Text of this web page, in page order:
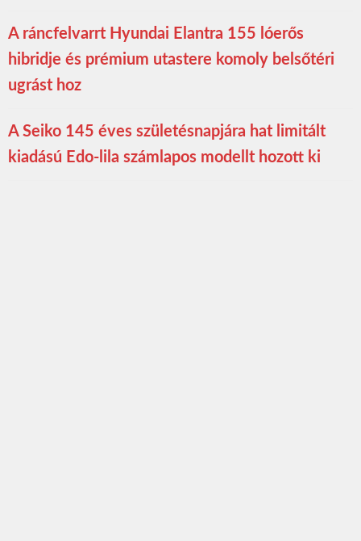
A ráncfelvarrt Hyundai Elantra 155 lóerős
hibridje és prémium utastere komoly belsőtéri
ugrást hoz
A Seiko 145 éves születésnapjára hat limitált
kiadású Edo-lila számlapos modellt hozott ki